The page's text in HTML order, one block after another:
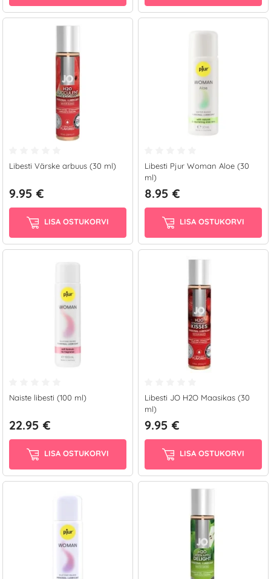
Libesti Värske arbuus (30 ml)
9.95 €
LISA OSTUKORVI
Libesti Pjur Woman Aloe (30
ml)
8.95 €
LISA OSTUKORVI
Naiste libesti (100 ml)
22.95 €
LISA OSTUKORVI
Libesti JO H2O Maasikas (30
ml)
9.95 €
LISA OSTUKORVI